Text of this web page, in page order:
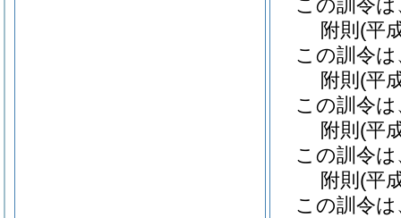
この訓令
附則 (平
この訓令
附則 (平
この訓令
附則 (平
この訓令
附則 (平
この訓令